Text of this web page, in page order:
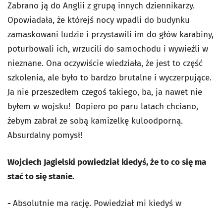
Zabrano ją do Anglii z grupą innych dziennikarzy.
Opowiadała, że którejś nocy wpadli do budynku
zamaskowani ludzie i przystawili im do głów karabiny,
poturbowali ich, wrzucili do samochodu i wywieźli w
nieznane. Ona oczywiście wiedziała, że jest to część
szkolenia, ale było to bardzo brutalne i wyczerpujące.
Ja nie przeszedłem czegoś takiego, ba, ja nawet nie
byłem w wojsku! Dopiero po paru latach chciano,
żebym zabrał ze sobą kamizelkę kuloodporną.
Absurdalny pomysł!
Wojciech Jagielski powiedział kiedyś, że to co się ma
stać to się stanie.
-Absolutnie ma rację. Powiedział mi kiedyś w